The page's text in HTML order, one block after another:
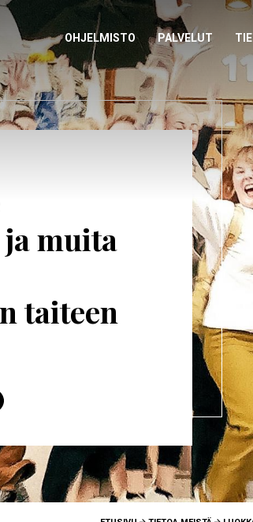
NÄYTÄ
ALAVALIKKO
OHJELMISTO
NÄYTÄ
ALAVALIKKO
PALVELUT
muita
taiteen